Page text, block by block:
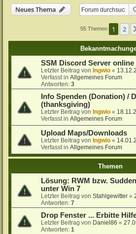
Neues Thema
55 Themen 1 2
SSM Discord Server online
Letzter Beitrag von Ingwio «
Verfasst inAllgemeines Forum
Antworten:3
Info Spenden (Donation) /
(thanksgiving)
Letzter Beitrag von Ingwio «
Verfasst inAllgemeines Forum
Upload Maps/Downloads
Letzter Beitrag von Ingwio «
Verfasst inAllgemeines Forum
Themen
Lösung: RWM bzw.
unter Win 7
Letzter Beitrag vonStahlgewitter «
Antworten:7
Drop Fenster ... Erbitte
Letzter Beitrag von Daniel86 «
Antworten:1